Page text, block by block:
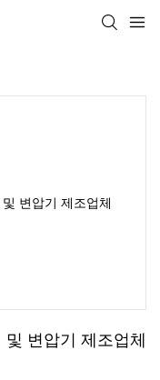
변압기 제조업체